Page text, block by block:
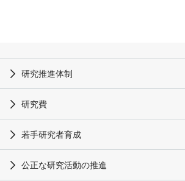
研究推進体制
研究費
若手研究者育成
公正な研究活動の推進